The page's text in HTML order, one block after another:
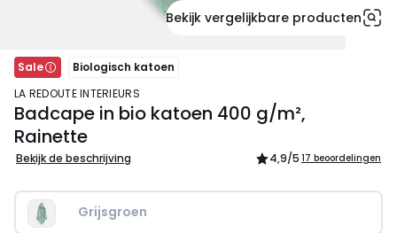
Bekijk vergelijkbare producten
Sale
Biologisch katoen
LA REDOUTE INTERIEURS
Badcape in bio katoen 400 g/m²,
Rainette
Bekijk de beschrijving 4,9/5 17 beoordelingen
Grijsgroen